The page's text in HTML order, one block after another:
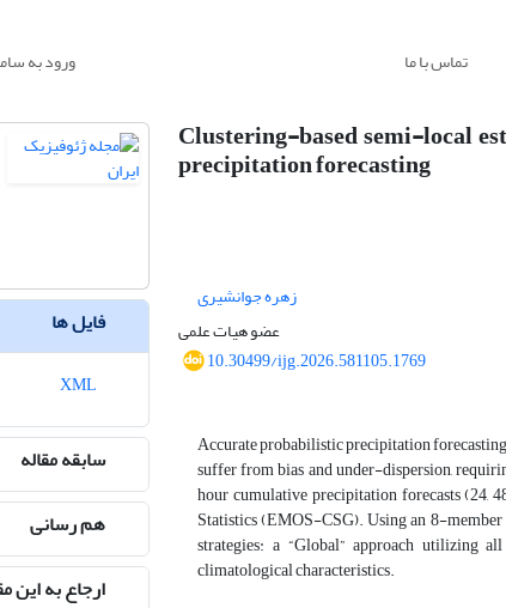
تماس با ما ورود به
Clustering-based semi-local
precipitation forecasting
زهره جوانشیری
عضو هیات علمی
10.30499/ijg.2026.581105.1769
Accurate probabilistic precipitation
suffer from bias and under-dispersion,
hour cumulative precipitation forecasts (24,
Statistics (EMOS-CSG). Using an 8-member
strategies: a “Global” approach utilizing
climatological characteristics.
فایل ها
سابقه مقاله
هم رسانی
ارجاع به این